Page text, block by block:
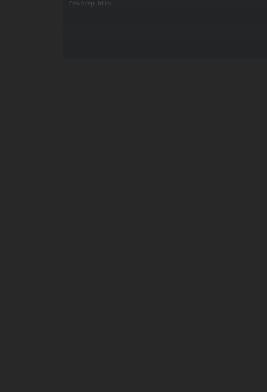
Česká republika